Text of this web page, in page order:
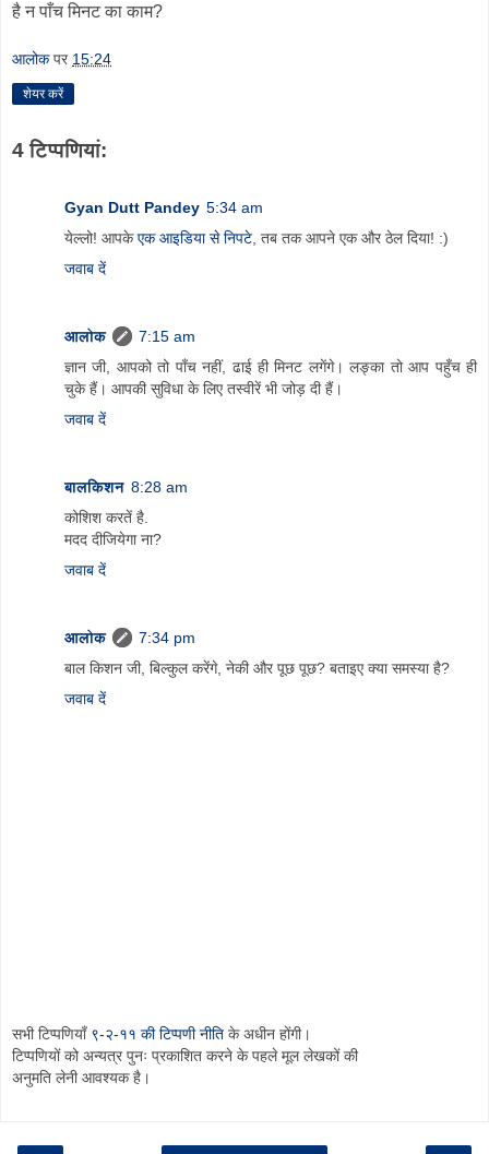
है न पाँच मिनट का काम?
आलोक पर 15:24
शेयर करें
4 टिप्‍पणियां:
Gyan Dutt Pandey 5:34 am
येल्लो! आपकेएक आइडिया से निपटे , तब तक आपने एक और ठेल दिया! :)
जवाब दें
आलोक
7:15 am
ज्ञान जी, आपको तो पाँच नहीं, ढाई ही मिनट लगेंगे। लङ्का तो आप पहुँच ही
चुके हैं। आपकी सुविधा के लिए तस्वीरें भी जोड़ दी हैं।
जवाब दें
बालकिशन 8:28 am
कोशिश करतें है.
मदद दीजियेगा ना?
जवाब दें
आलोक
7:34 pm
बाल किशन जी, बिल्कुल करेंगे, नेकी और पूछ पूछ? बताइए क्या समस्या है?
जवाब दें
सभी टिप्पणियाँ ९-२-११ की टिप्पणी नीति के अधीन होंगी।
टिप्पणियों को अन्यत्र पुनः प्रकाशित करने के पहले मूल लेखकों की
अनुमति लेनी आवश्यक है।